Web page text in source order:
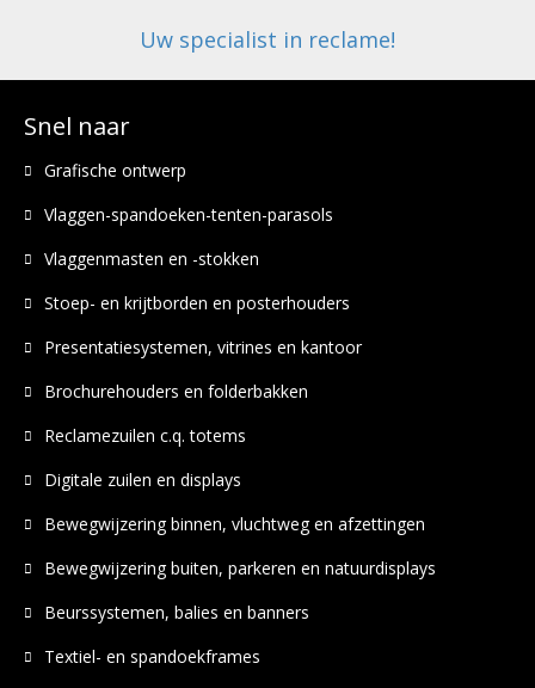
Uw specialist in reclame!
Snel naar
Grafische ontwerp
Vlaggen-spandoeken-tenten-parasols
Vlaggenmasten en -stokken
Stoep- en krijtborden en posterhouders
Presentatiesystemen, vitrines en kantoor
Brochurehouders en folderbakken
Reclamezuilen c.q. totems
Digitale zuilen en displays
Bewegwijzering binnen, vluchtweg en afzettingen
Bewegwijzering buiten, parkeren en natuurdisplays
Beurssystemen, balies en banners
Textiel- en spandoekframes